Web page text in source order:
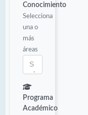
Conocimiento
Selecciona
una o
más
áreas
Programa
Académico